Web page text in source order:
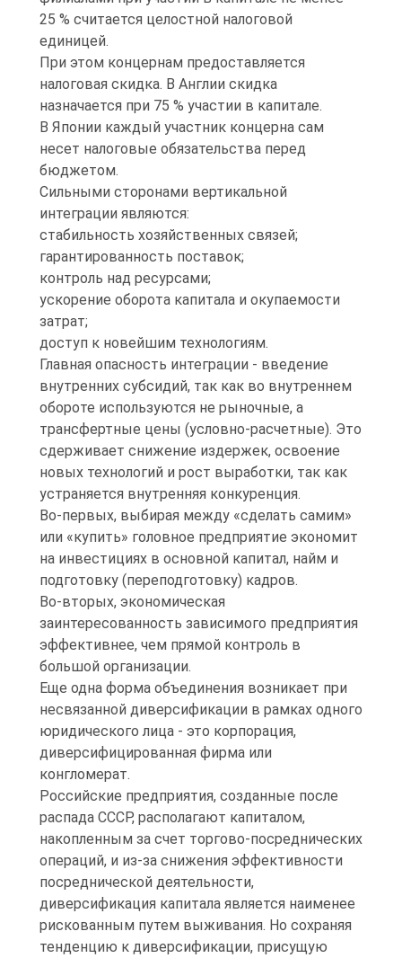
25 % считается целостной налоговой
единицей.
При этом концернам предоставляется
налоговая скидка. В Англии скидка
назначается при 75 % участии в капитале.
В Японии каждый участник концерна сам
несет налоговые обязательства перед
бюджетом.
Сильными сторонами вертикальной
интеграции являются:
стабильность хозяйственных связей;
гарантированность поставок;
контроль над ресурсами;
ускорение оборота капитала и окупаемости
затрат;
доступ к новейшим технологиям.
Главная опасность интеграции - введение
внутренних субсидий, так как во внутреннем
обороте используются не рыночные, а
трансфертные цены (условно-расчетные). Это
сдерживает снижение издержек, освоение
новых технологий и рост выработки, так как
устраняется внутренняя конкуренция.
Во-первых, выбирая между «сделать самим»
или «купить» головное предприятие экономит
на инвестициях в основной капитал, найм и
подготовку (переподготовку) кадров.
Во-вторых, экономическая
заинтересованность зависимого предприятия
эффективнее, чем прямой контроль в
большой организации.
Еще одна форма объединения возникает при
несвязанной диверсификации в рамках одного
юридического лица - это корпорация,
диверсифицированная фирма или
конгломерат.
Российские предприятия, созданные после
распада СССР, располагают капиталом,
накопленным за счет торгово-посреднических
операций, и из-за снижения эффективности
посреднической деятельности,
диверсификация капитала является наименее
рискованным путем выживания. Но сохраняя
тенденцию к диверсификации, присущую